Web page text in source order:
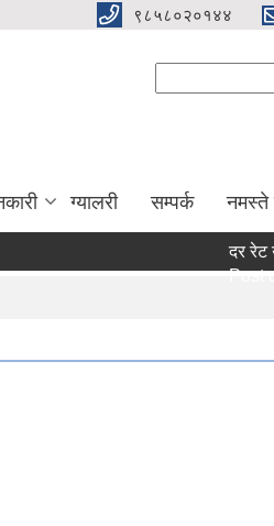
९८५८०२०१४४
ग्यालरी सम्पर्क नमस्ते
दर रेट
Post